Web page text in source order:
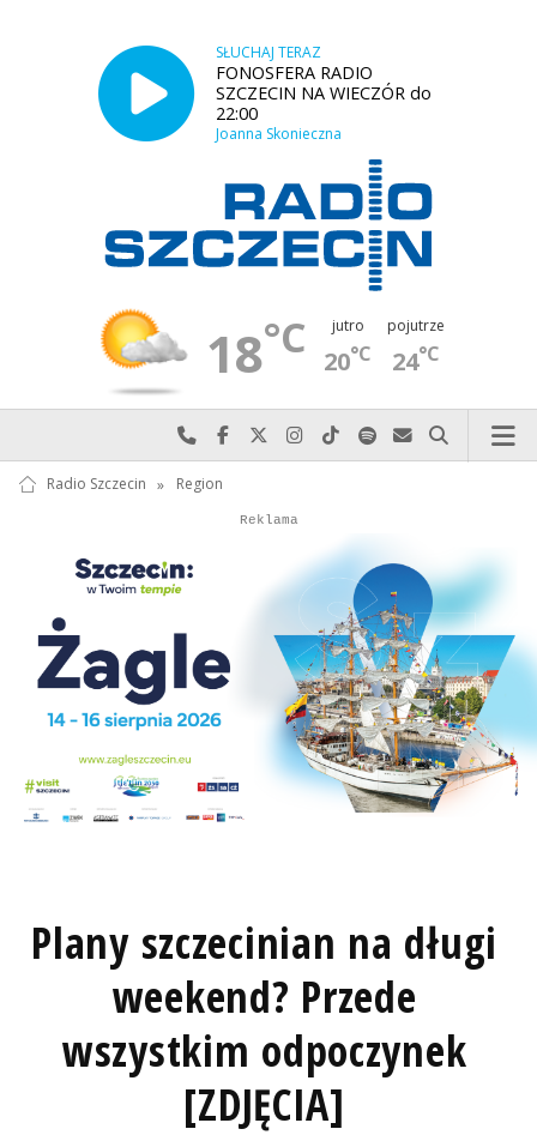
SŁUCHAJ TERAZ
FONOSFERA RADIO
SZCZECIN NA WIECZÓR do
22:00
Joanna Skonieczna
18°C jutro
20°C
pojutrze
24°C
Najlepiej po prostu do nas zadzwoń
Odwiedź nas na Facebook-u
Odwiedź nas na X
Odwiedź nas na Instagram-ie
Odwiedź nas na TikTok-u
Szukaj nas na Spotify
Wyślij do nas
Szukaj
Radio Szczecin » Region
Autopromocja
Reklama
Plany szczecinian na długi
weekend? Przede
wszystkim odpoczynek
[ZDJĘCIA]